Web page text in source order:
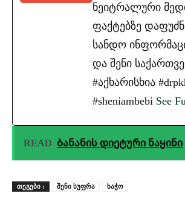
ნეიტრალური
ფაქტებზე
სანდო
და შენი
#აქხარისხია
#sheniambebi See
READ Ბანანის დიეტური ნაყინი
ᲗᲔᲒᲔᲑᲘ : შენი სუფრა ხაჭო